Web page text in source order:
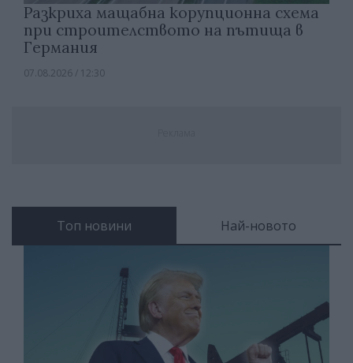
Разкриха мащабна корупционна схема
при строителството на пътища в
Германия
07.08.2026 / 12:30
Топ новини Най-новото